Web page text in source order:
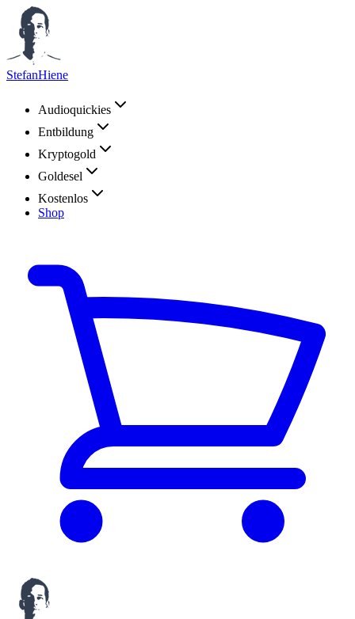
StefanHiene
Audioquickies
Entbildung
Kryptogold
Goldesel
Kostenlos
Shop